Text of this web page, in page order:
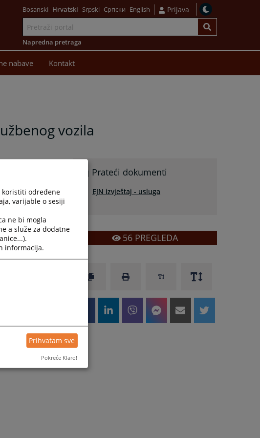
Bosanski Hrvatski Srpski Српски English Prijava
Napredna pretraga
nabave Kontakt
vozila
Prateći dokumenti
EJN izvještaj - usluga
56PREGLEDA
koristiti određene
varijable o sesiji
ne bi mogla
a služe za dodatne
informacija.
Prihvatam sve
Pokreće Klaro!